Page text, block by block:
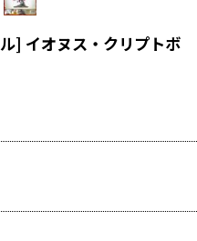
] イオヌス・クリプトボ